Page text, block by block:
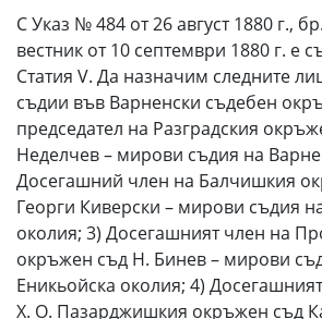
С Указ № 484 от 26 август 1880 г.,
вестник от 10 септември 1880 г. е
Статия V. Да назначим следните
съдии във Варненски съдебен
председател на Разградския
Неделчев – мирови съдия на
Досегашний член на Балчишкия
Георги Киверски – мирови съдия
околия; 3) Досегашният член на
окръжен съд Н. Бинев – мирови
Еникьойска околия; 4)
Х. О. Пазарджишкия окръжен съд